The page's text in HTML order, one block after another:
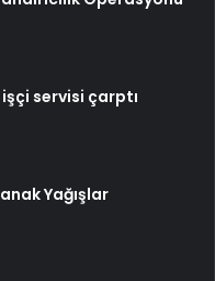
servisi çarptı
Yağışlar